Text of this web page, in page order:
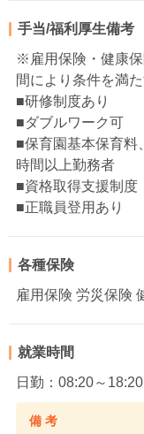
手当/福利厚生備考
※雇用保険・健康
間により条件を満
■研修制度あり
■ダブルワーク可
■保育園基本保育
時間以上勤務者
■資格取得支援制度
■正職員登用あり
各種保険
雇用保険 労災保険
就業時間
日勤：08:20～
備 考